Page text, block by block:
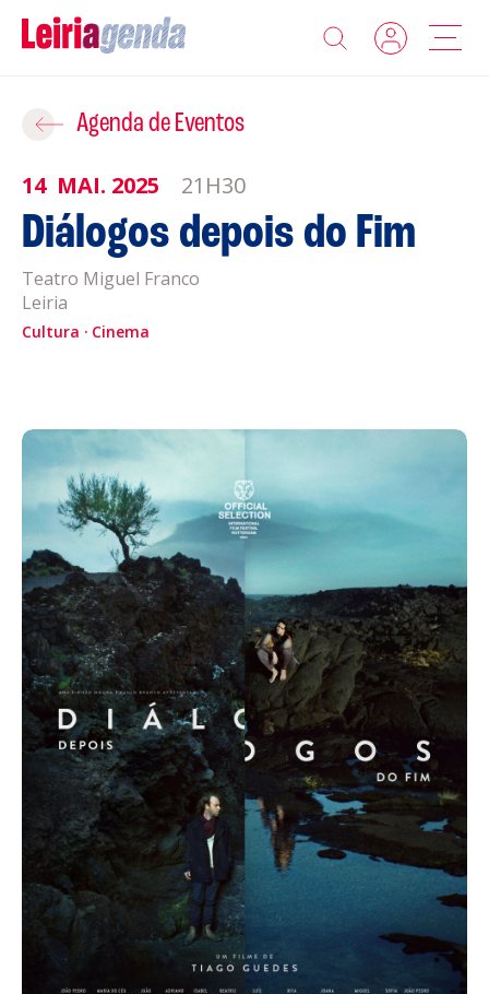
Agenda
Sobre a Leiriagenda
Promotores
Clubes Desportivos
Política de Privacidade
Política de Cookies
Acompanhe a Leiria Agenda
CULTURA
DESPORTO
Agenda de Eventos
14 MAI. 2025 21H30
Diálogos depois do Fim
Teatro Miguel Franco
Leiria
Cultura Cinema
Adicionar ao Roteiro
ROTEIROS EXISTENTES
CRIAR NOVO